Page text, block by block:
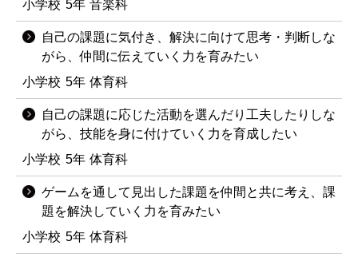
小学校 5年 音楽科
自己の課題に気付き、解決に向けて思考・判断しな
がら、仲間に伝えていく力を育みたい
小学校 5年 体育科
自己の課題に応じた活動を選んだり工夫したりしな
がら、技能を身に付けていく力を育成したい
小学校 5年 体育科
ゲームを通して見出した課題を仲間と共に考え、課
題を解決していく力を育みたい
小学校 5年 体育科